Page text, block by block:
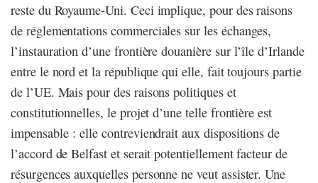
reste du Royaume-Uni. Ceci implique, pour des raisons
de réglementations commerciales sur les échanges,
l’instauration d’une frontière douanière sur l’île d’Irlande
entre le nord et la république qui elle, fait toujours partie
de l’UE. Mais pour des raisons politiques et
constitutionnelles, le projet d’une telle frontière est
impensable : elle contreviendrait aux dispositions de
l’accord de Belfast et serait potentiellement facteur de
résurgences auxquelles personne ne veut assister. Une